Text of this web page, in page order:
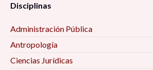
Disciplinas
Administración Pública
Antropología
Ciencias Jurídicas